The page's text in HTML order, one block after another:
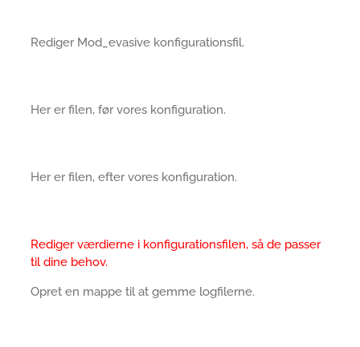
Rediger Mod_evasive konfigurationsfil.
Her er filen, før vores konfiguration.
Her er filen, efter vores konfiguration.
Rediger værdierne i konfigurationsfilen, så de passer
til dine behov.
Opret en mappe til at gemme logfilerne.